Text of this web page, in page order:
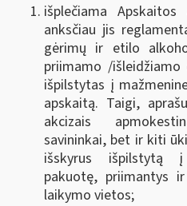
išplečiama
anksčiau jis
gėrimų ir etilo
priimamo /
išpilstytas į
apskaitą. Taigi,
akcizais
savininkai, bet ir kiti
išskyrus išpilstytą į
pakuotę, priimantys
laikymo vietos;